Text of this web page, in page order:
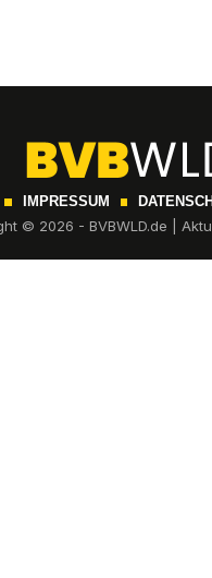
IMPRESSUM
© 2026 - BVBWLD.de |